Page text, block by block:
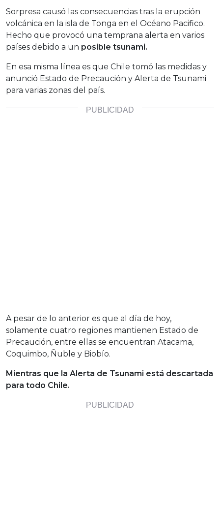
Sorpresa causó las consecuencias tras la erupción
volcánica en la isla de Tonga en el Océano Pacifico.
Hecho que provocó una temprana alerta en varios
países debido a un posible tsunami.
En esa misma línea es que Chile tomó las medidas y
anunció Estado de Precaución y Alerta de Tsunami
para varias zonas del país.
A pesar de lo anterior es que al día de hoy,
solamente cuatro regiones mantienen Estado de
Precaución, entre ellas se encuentran Atacama,
Coquimbo, Ñuble y Biobío.
Mientras que la Alerta de Tsunami está descartada
para todo Chile.